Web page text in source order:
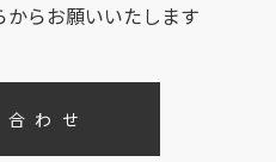
らお願いいたします
わせ